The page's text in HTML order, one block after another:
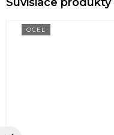
OCEĽ